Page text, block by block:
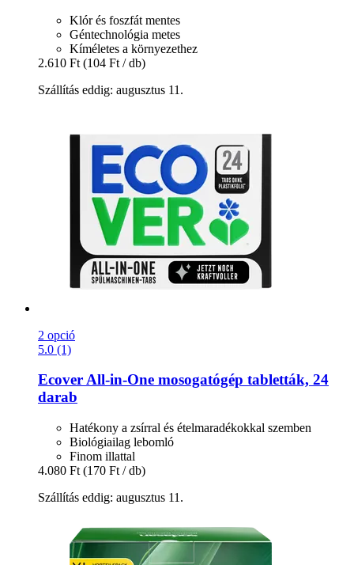
Klór és foszfát mentes
Géntechnológia metes
Kíméletes a környezethez
2.610 Ft (104 Ft / db)
Szállítás eddig: augusztus 11.
2 opció
5.0 (1)
EcoverAll-​in-​One mosogatógép tabletták, 24
darab
Hatékony a zsírral és ételmaradékokkal szemben
Biológiailag lebomló
Finom illattal
4.080 Ft (170 Ft / db)
Szállítás eddig: augusztus 11.